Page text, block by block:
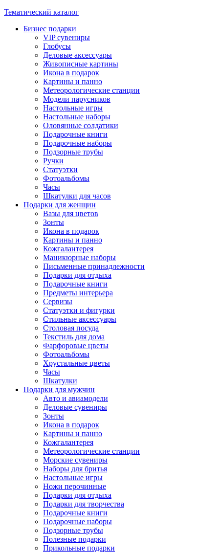
Тематический каталог
Бизнес подарки
VIP сувениры
Глобусы
Деловые аксессуары
Живописные картины
Икона в подарок
Картины и панно
Метеорологические станции
Модели парусников
Настольные игры
Настольные наборы
Оловянные солдатики
Подарочные книги
Подарочные наборы
Подзорные трубы
Ручки
Статуэтки
Фотоальбомы
Часы
Шкатулки для часов
Подарки для женщин
Вазы для цветов
Зонты
Икона в подарок
Картины и панно
Кожгалантерея
Маникюрные наборы
Письменные принадлежности
Подарки для отдыха
Подарочные книги
Предметы интерьера
Сервизы
Статуэтки и фигурки
Стильные аксессуары
Столовая посуда
Текстиль для дома
Фарфоровые цветы
Фотоальбомы
Хрустальные цветы
Часы
Шкатулки
Подарки для мужчин
Авто и авиамодели
Деловые сувениры
Зонты
Икона в подарок
Картины и панно
Кожгалантерея
Метеорологические станции
Морские сувениры
Наборы для бритья
Настольные игры
Ножи перочинные
Подарки для отдыха
Подарки для творчества
Подарочные книги
Подарочные наборы
Подзорные трубы
Полезные подарки
Прикольные подарки